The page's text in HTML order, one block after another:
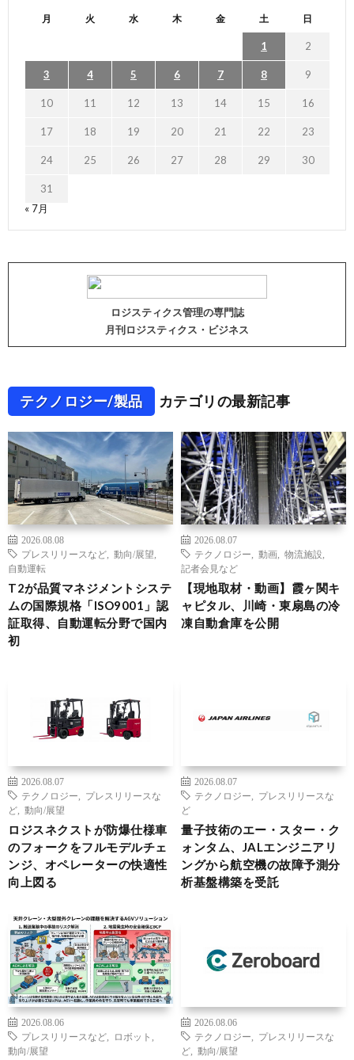
月 火 水 木 金 土 日
1 2
3 4 5 6 7 8 9
10 11 12 13 14 15 16
17 18 19 20 21 22 23
24 25 26 27 28 29 30
31
« 7月
ロジスティクス管理の専門誌
月刊ロジスティクス・ビジネス
テクノロジー/製品 カテゴリの最新記事
2026.08.08
プレスリリースなど
動向/展望
自動運転
T2が品質マネジメントシステ
ムの国際規格「ISO9001」認
証取得、自動運転分野で国内
初
2026.08.07
テクノロジー
動画 物流施設
記者会見など
【現地取材・動画】霞ヶ関キ
ャピタル、川崎・東扇島の冷
凍自動倉庫を公開
2026.08.07
テクノロジー
プレスリリースな
ど
動向/展望
ロジスネクストが防爆仕様車
のフォークをフルモデルチェ
ンジ、オペレーターの快適性
向上図る
2026.08.07
テクノロジー
プレスリリースな
ど
量子技術のエー・スター・ク
ォンタム、JALエンジニアリ
ングから航空機の故障予測分
析基盤構築を受託
2026.08.06
プレスリリースなど
ロボット
動向/展望
2026.08.06
テクノロジー
プレスリリースな
ど
動向/展望